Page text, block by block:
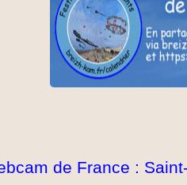
de France :